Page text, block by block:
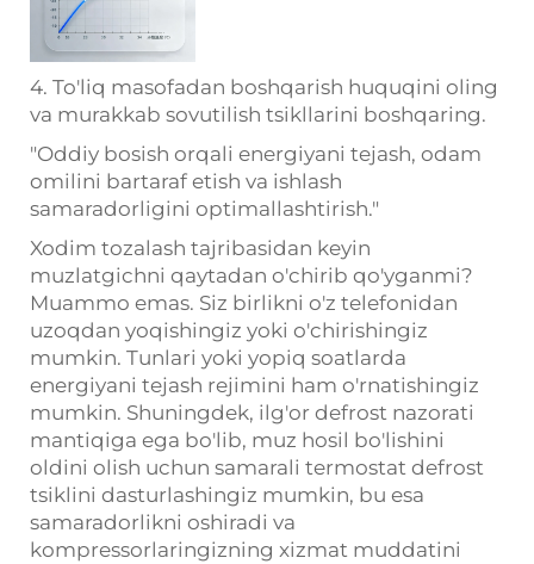
4. To'liq masofadan boshqarish huquqini oling
va murakkab sovutilish tsikllarini boshqaring.
"Oddiy bosish orqali energiyani tejash, odam
omilini bartaraf etish va ishlash
samaradorligini optimallashtirish."
Xodim tozalash tajribasidan keyin
muzlatgichni qaytadan o'chirib qo'yganmi?
Muammo emas. Siz birlikni o'z telefonidan
uzoqdan yoqishingiz yoki o'chirishingiz
mumkin. Tunlari yoki yopiq soatlarda
energiyani tejash rejimini ham o'rnatishingiz
mumkin. Shuningdek, ilg'or defrost nazorati
mantiqiga ega bo'lib, muz hosil bo'lishini
oldini olish uchun samarali termostat defrost
tsiklini dasturlashingiz mumkin, bu esa
samaradorlikni oshiradi va
kompressorlaringizning xizmat muddatini